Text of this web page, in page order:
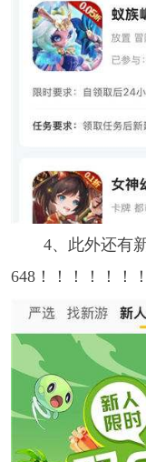
4、此外还有
648！！！！！！